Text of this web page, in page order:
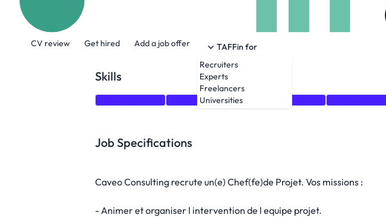
CV review Get hired Add a job offer
TAFFin for
Recruiters
Experts
Freelancers
Universities
Skills
Agile methodologies
Job Specifications
Caveo Consulting recrute un(e) Chef(fe)de Projet. Vos missions :
- Animer et organiser l intervention de l equipe projet.